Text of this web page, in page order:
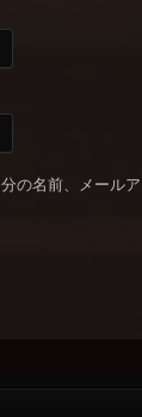
の名前、メール